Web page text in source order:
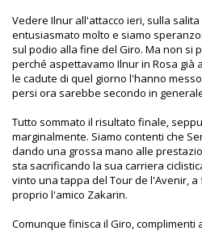
Vedere Ilnur all'attacco ieri, sulla salita
entusiasmato molto e siamo
sul podio alla fine del Giro. Ma non si
perché aspettavamo Ilnur in Rosa già
le cadute di quel giorno l'hanno
persi ora sarebbe secondo in
Tutto sommato il risultato finale,
marginalmente. Siamo contenti che
dando una grossa mano alle
sta sacrificando la sua carriera
vinto una tappa del Tour de l'Avenir,
proprio l'amico Zakarin.
Comunque finisca il Giro, complimenti